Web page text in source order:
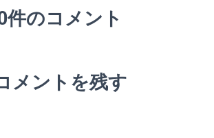
件のコメント
メントを残す